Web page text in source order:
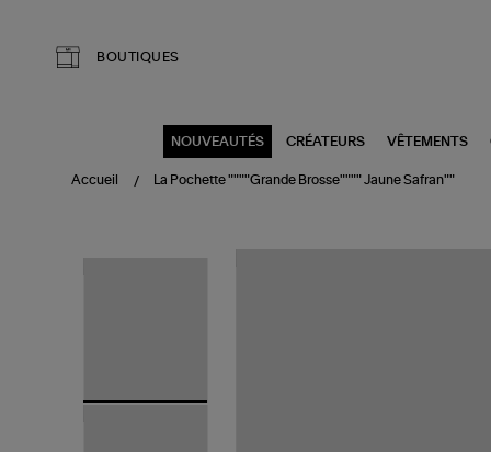
BOUTIQUES
NOUVEAUTÉS CRÉATEURS VÊTEMENTS
Accueil La Pochette """"Grande Brosse"""" Jaune Safran""